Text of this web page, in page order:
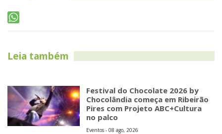
Leia também
Festival do Chocolate 2026 by
Chocolândia começa em Ribeirão
Pires com Projeto ABC+Cultura
no palco
Eventos - 08 ago, 2026